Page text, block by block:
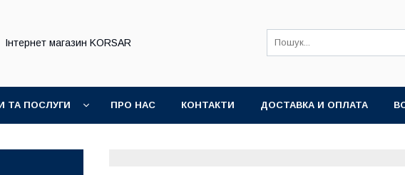
Iнтернет магазин KORSAR
ТА ПОСЛУГИ ПРО НАС КОНТАКТИ ДОСТАВКА И ОПЛАТА